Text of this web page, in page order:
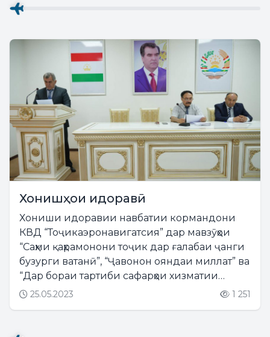
Хонишҳои идоравӣ
Хониши идоравии навбатии кормандони
КВД “Тоҷикаэронавигатсия” дар мавзӯҳои
“Саҳми қаҳрамонони тоҷик дар ғалабаи ҷанги
бузурги ватанӣ”, “Ҷавонон ояндаи миллат” ва
“Дар бораи тартиби сафарҳои хизматии
кормандони корхона” баргузор гардид. Дар
25.05.2023 1 251